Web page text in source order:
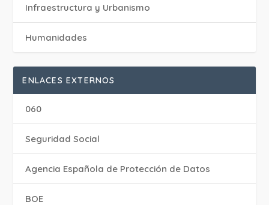
Infraestructura y Urbanismo
Humanidades
ENLACES EXTERNOS
060
Seguridad Social
Agencia Española de Protección de Datos
BOE